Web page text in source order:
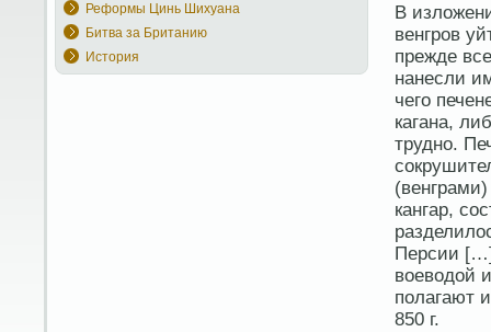
Реформы Цинь Шихуана
Битва за Британию
История
В
венгров
прежде
нанесли
чего
кагана,
трудно.
кангар,
Персии […]
воеводой
полагают
850 г.